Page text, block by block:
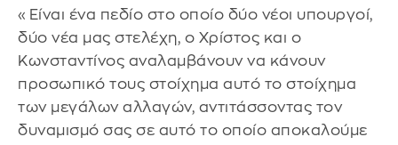
«Είναι ένα πεδίο στο οποίο δύο νέοι υπουργοί,
δύο νέα μας στελέχη, ο Χρίστος και ο
Κωνσταντίνος αναλαμβάνουν να κάνουν
προσωπικό τους στοίχημα αυτό το στοίχημα
των μεγάλων αλλαγών, αντιτάσσοντας τον
δυναμισμό σας σε αυτό το οποίο αποκαλούμε